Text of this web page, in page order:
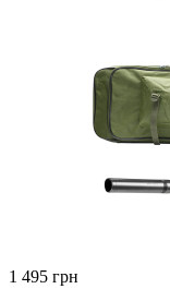
1 495 грн